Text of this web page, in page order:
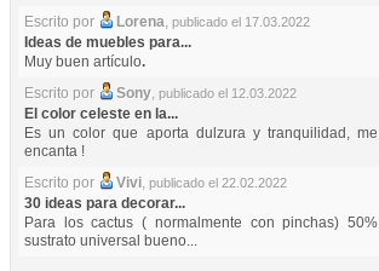
Escrito por
Lorena, publicado el 17.03.2022
Ideas de muebles para...
Muy buen artículo.
Escrito por
Sony, publicado el 12.03.2022
El color celeste en la...
Es un color que aporta dulzura y tranquilidad, me
encanta !
Escrito por
Vivi, publicado el 22.02.2022
30 ideas para decorar...
Para los cactus ( normalmente con pinchas) 50%
sustrato universal bueno...